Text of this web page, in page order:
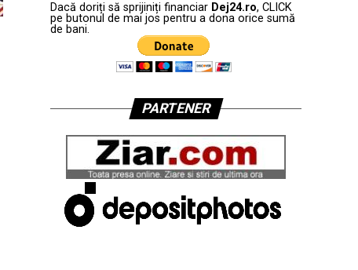
Dacă doriți să sprijiniți financiar Dej24.ro, CLICK
pe butonul de mai jos pentru a dona orice sumă
de bani.
PARTENER